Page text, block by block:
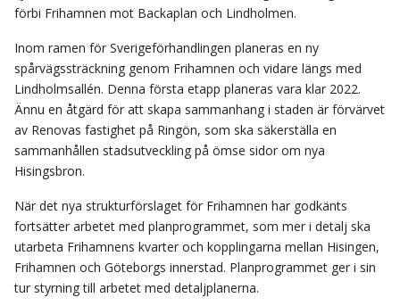
förbi Frihamnen mot Backaplan och Lindholmen.
Inom ramen för Sverigeförhandlingen planeras en ny
spårvägssträckning genom Frihamnen och vidare längs med
Lindholmsallén. Denna första etapp planeras vara klar 2022.
Ännu en åtgärd för att skapa sammanhang i staden är förvärvet
av Renovas fastighet på Ringön, som ska säkerställa en
sammanhållen stadsutveckling på ömse sidor om nya
Hisingsbron.
När det nya strukturförslaget för Frihamnen har godkänts
fortsätter arbetet med planprogrammet, som mer i detalj ska
utarbeta Frihamnens kvarter och kopplingarna mellan Hisingen,
Frihamnen och Göteborgs innerstad. Planprogrammet ger i sin
tur styrning till arbetet med detaljplanerna.